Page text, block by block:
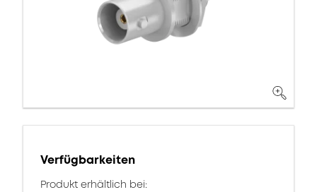
Verfügbarkeiten
Produkt erhältlich bei: